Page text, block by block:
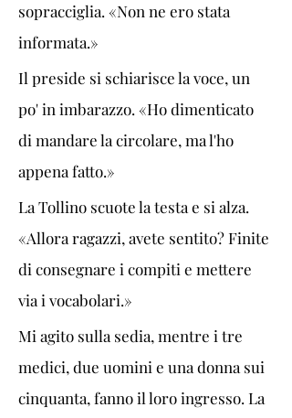
sopracciglia. «Non ne ero stata
informata.»
Il preside si schiarisce la voce, un
po' in imbarazzo. «Ho dimenticato
di mandare la circolare, ma l'ho
appena fatto.»
La Tollino scuote la testa e si alza.
«Allora ragazzi, avete sentito? Finite
di consegnare i compiti e mettere
via i vocabolari.»
Mi agito sulla sedia, mentre i tre
medici, due uomini e una donna sui
cinquanta, fanno il loro ingresso. La